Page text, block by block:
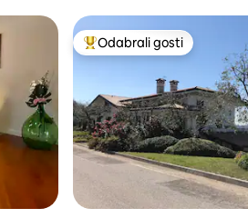
Među najviše rangiranima
Odabrali gosti